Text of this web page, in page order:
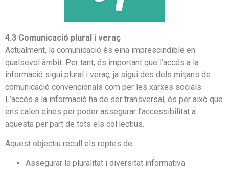
4.3 Comunicació plural i veraç
Actualment, la comunicació és eina imprescindible en
qualsevol àmbit. Per tant, és important que l’accés a la
informació sigui plural i veraç, ja sigui des dels mitjans de
comunicació convencionals com per les xarxes socials.
L’accés a la informació ha de ser transversal, és per això que
ens calen eines per poder assegurar l’accessibilitat a
aquesta per part de tots els col·lectius.
Aquest objectiu recull els reptes de:
Assegurar la pluralitat i diversitat informativa